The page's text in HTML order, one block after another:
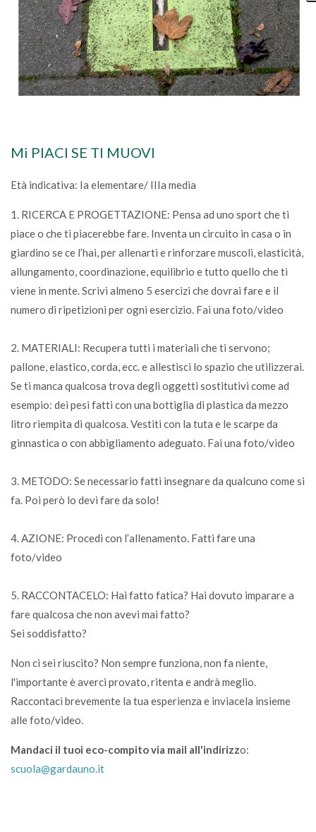
Mi PIACI SE TI MUOVI
Età indicativa: Ia elementare/ IIIa media
1. RICERCA E PROGETTAZIONE: Pensa ad uno sport che ti
piace o che ti piacerebbe fare. Inventa un circuito in casa o in
giardino se ce l’hai, per allenarti e rinforzare muscoli, elasticità,
allungamento, coordinazione, equilibrio e tutto quello che ti
viene in mente. Scrivi almeno 5 esercizi che dovrai fare e il
numero di ripetizioni per ogni esercizio. Fai una foto/video
2. MATERIALI: Recupera tutti i materiali che ti servono;
pallone, elastico, corda, ecc. e allestisci lo spazio che utilizzerai.
Se ti manca qualcosa trova degli oggetti sostitutivi come ad
esempio: dei pesi fatti con una bottiglia di plastica da mezzo
litro riempita di qualcosa. Vestiti con la tuta e le scarpe da
ginnastica o con abbigliamento adeguato. Fai una foto/video
3. METODO: Se necessario fatti insegnare da qualcuno come si
fa. Poi però lo devi fare da solo!
4. AZIONE: Procedi con l’allenamento. Fatti fare una
foto/video
5. RACCONTACELO: Hai fatto fatica? Hai dovuto imparare a
fare qualcosa che non avevi mai fatto?
Sei soddisfatto?
Non ci sei riuscito? Non sempre funziona, non fa niente,
l'importante è averci provato, ritenta e andrà meglio.
Raccontaci brevemente la tua esperienza e inviacela insieme
alle foto/video.
Mandaci il tuoi eco-compito via mail all'indirizzo:
scuola@gardauno.it